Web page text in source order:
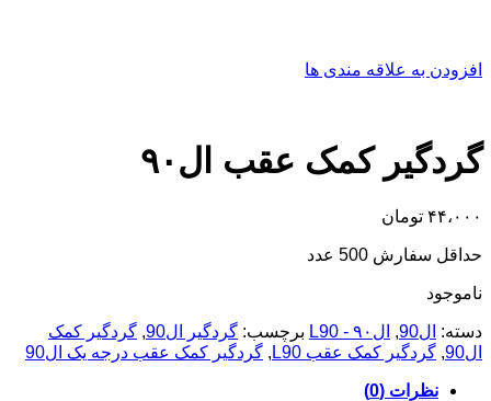
افزودن به علاقه مندی ها
گردگیر کمک عقب ال۹۰
۴۴،۰۰۰ تومان
حداقل سفارش 500 عدد
ناموجود
دسته: ال90 , ال۹۰ - L90 برچسب: گردگیر ال90 , گردگیر کمک
ال90
, گردگیر کمک عقب L90 , گردگیر کمک عقب درجه یک ال90
نظرات (0)